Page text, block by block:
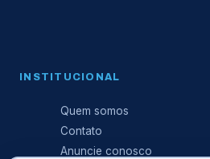
INSTITUCIONAL
Quem somos
Contato
Anuncie conosco